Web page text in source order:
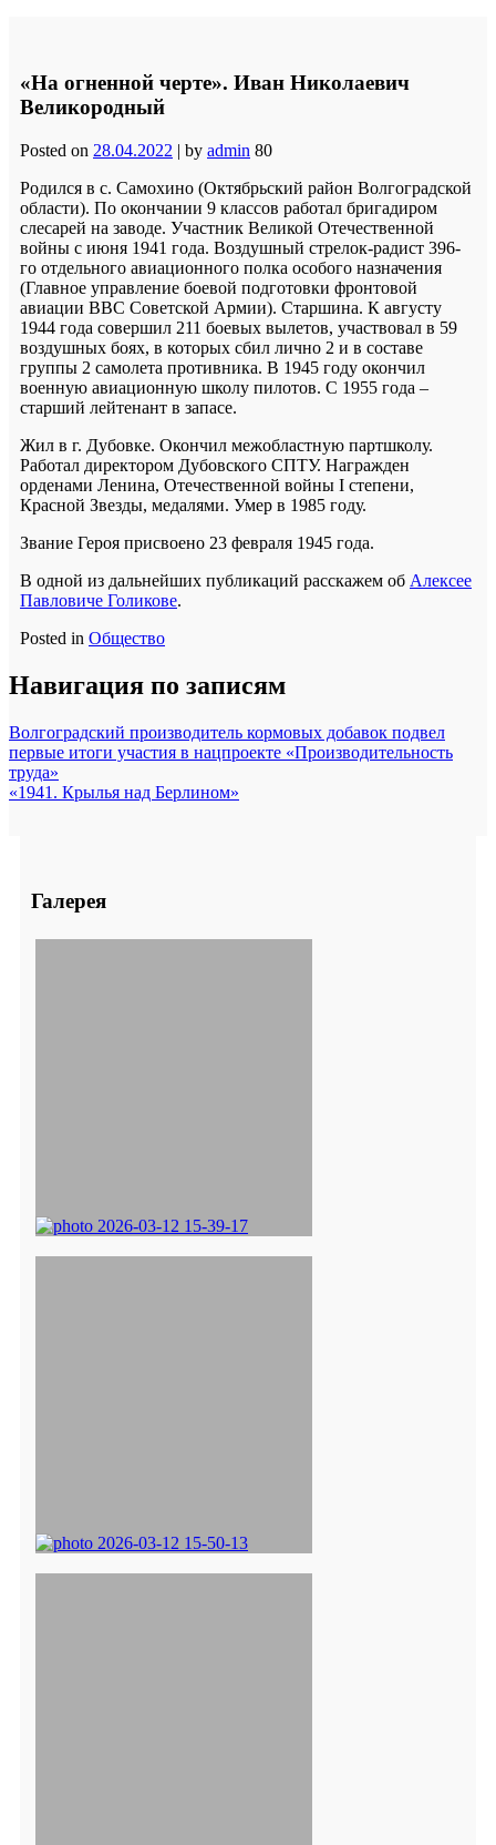
«На огненной черте». Иван Николаевич
Великородный
Posted on 28.04.2022 | by admin 80
Родился в с. Самохино (Октябрьский район Волгоградской
области). По окончании 9 классов работал бригадиром
слесарей на заводе. Участник Великой Отечественной
войны с июня 1941 года. Воздушный стрелок-радист 396-
го отдельного авиационного полка особого назначения
(Главное управление боевой подготовки фронтовой
авиации ВВС Советской Армии). Старшина. К августу
1944 года совершил 211 боевых вылетов, участвовал в 59
воздушных боях, в которых сбил лично 2 и в составе
группы 2 самолета противника. В 1945 году окончил
военную авиационную школу пилотов. С 1955 года –
старший лейтенант в запасе.
Жил в г. Дубовке. Окончил межобластную партшколу.
Работал директором Дубовского СПТУ. Награжден
орденами Ленина, Отечественной войны I степени,
Красной Звезды, медалями. Умер в 1985 году.
Звание Героя присвоено 23 февраля 1945 года.
В одной из дальнейших публикаций расскажем об Алексее
Павловиче Голикове.
Posted in Общество
Навигация по записям
Волгоградский производитель кормовых добавок подвел
первые итоги участия в нацпроекте «Производительность
труда»
«1941. Крылья над Берлином»
Галерея